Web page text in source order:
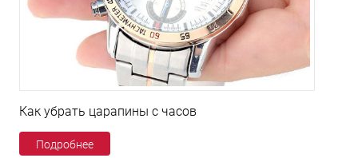
Как убрать царапины с часов
Подробнее